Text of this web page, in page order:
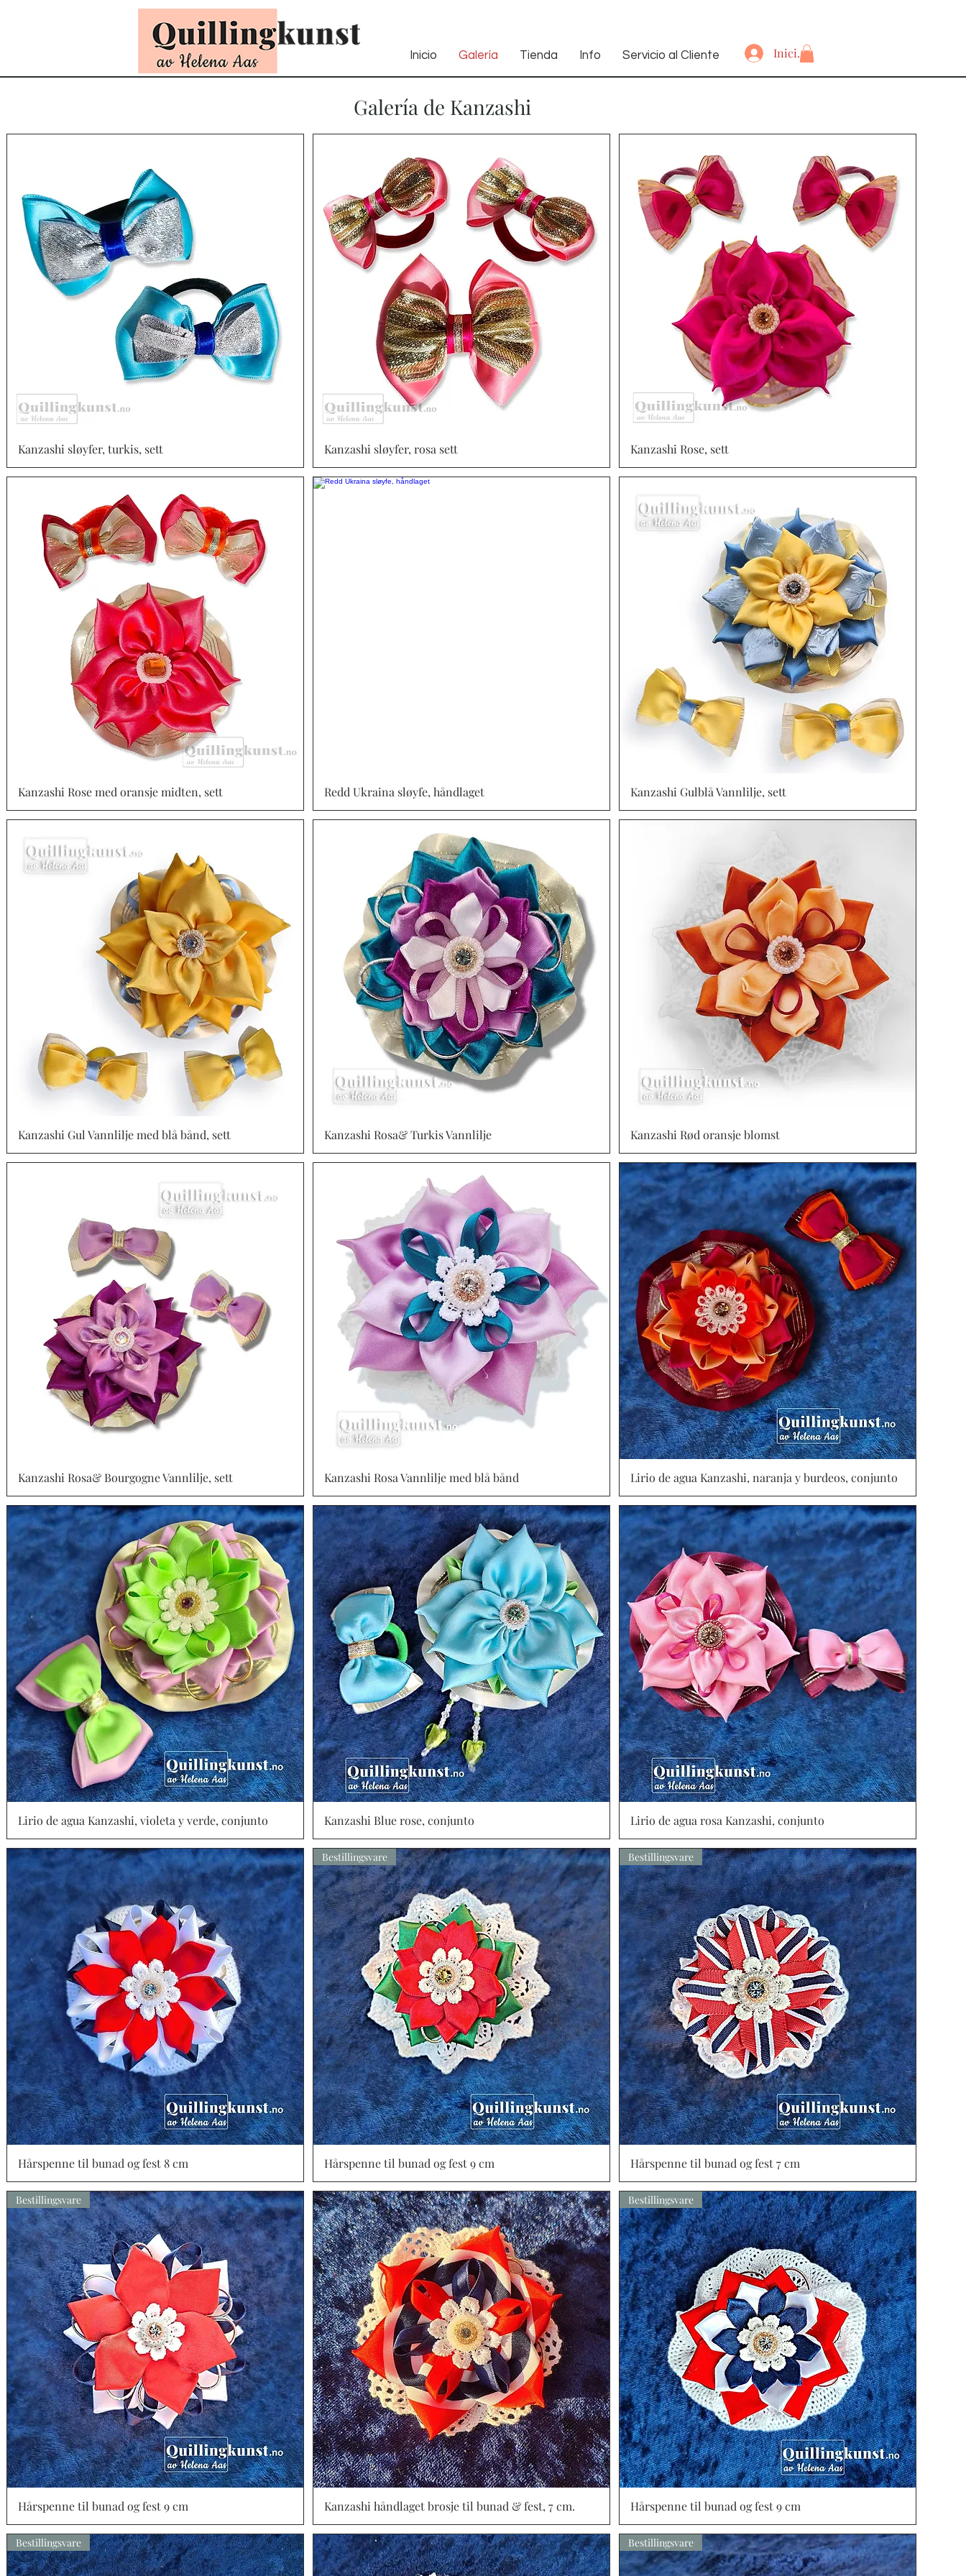
Inicio Galería Tienda Info Servicio al Cliente Iniciar sesión
Galería de Kanzashi
Vista rápida
Kanzashi sløyfer, turkis, sett Vista rápida
Kanzashi sløyfer, rosa sett Kanzashi Rose, sett
Vista rápida
Kanzashi Rose med oransje midten, sett Vista rápida
Redd Ukraina sløyfe, håndlaget Vista rápida
Kanzashi Gulblå Vannlilje, sett
Vista rápida
Kanzashi Gul Vannlilje med blå bånd, sett Vista rápida
Kanzashi Rosa& Turkis Vannlilje Vista rápida
Kanzashi Rød oransje blomst
Vista rápida
Kanzashi Rosa& Bourgogne Vannlilje, sett Vista rápida
Kanzashi Rosa Vannlilje med blå bånd Vista rápida
Lirio de agua Kanzashi, naranja y burdeos, conjunto
Vista rápida
Lirio de agua Kanzashi, violeta y verde, conjunto Vista rápida
Kanzashi Blue rose, conjunto Vista rápida
Lirio de agua rosa Kanzashi, conjunto
Vista rápida
Hårspenne til bunad og fest 8 cm Vista rápida
Bestillingsvare
Hårspenne til bunad og fest 9 cm Vista rápida
Bestillingsvare
Hårspenne til bunad og fest 7 cm
Vista rápida
Bestillingsvare
Hårspenne til bunad og fest 9 cm Vista rápida
Kanzashi håndlaget brosje til bunad & fest, 7 cm. Vista rápida
Bestillingsvare
Hårspenne til bunad og fest 9 cm
Bestillingsvare Bestillingsvare